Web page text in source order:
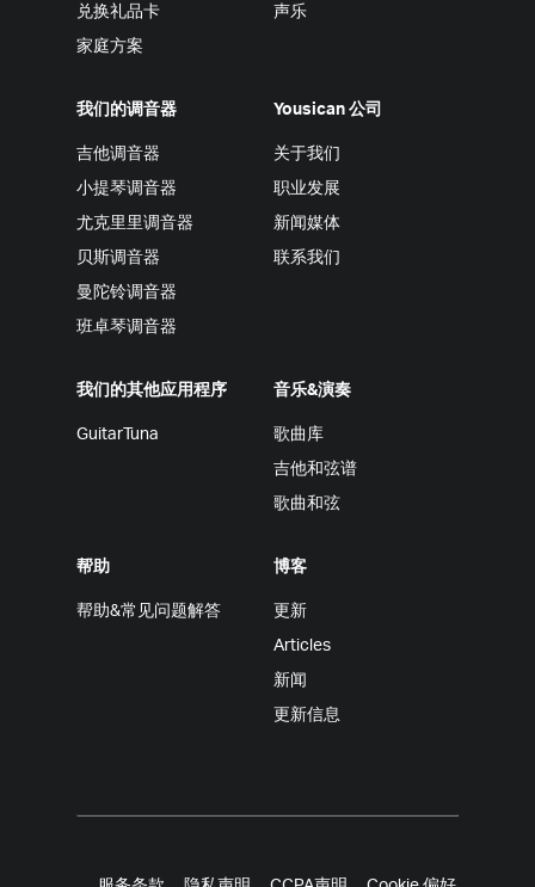
兑换礼品卡
家庭方案
声乐
我们的调音器
吉他调音器
小提琴调音器
尤克里里调音器
贝斯调音器
曼陀铃调音器
班卓琴调音器
Yousican 公司
关于我们
职业发展
新闻媒体
联系我们
我们的其他应用程序
GuitarTuna
音乐&演奏
歌曲库
吉他和弦谱
歌曲和弦
帮助
帮助&常见问题解答
博客
更新
Articles
新闻
更新信息